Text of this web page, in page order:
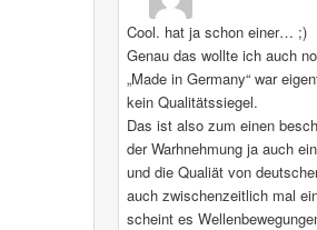
Cool. hat ja schon einer… ;)
Genau das wollte ich auch
„Made in Germany“ war
kein Qualitätssiegel.
Das ist also zum einen
der Warhnehmung ja auch
und die Qualiät von
auch zwischenzeitlich mal
scheint es